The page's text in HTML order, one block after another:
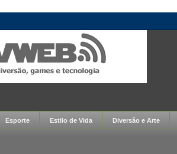
Esporte Estilo de Vida Diversão e Arte